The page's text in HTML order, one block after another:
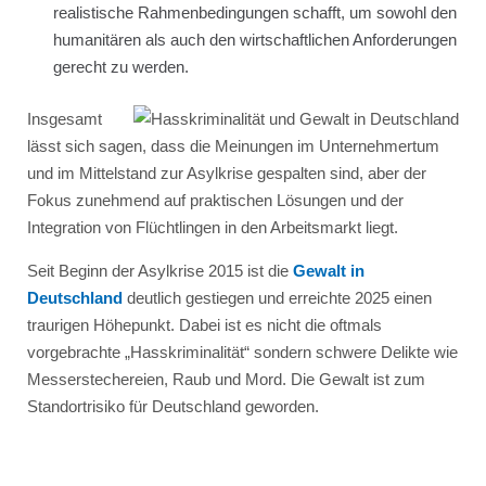
realistische Rahmenbedingungen schafft, um sowohl den
humanitären als auch den wirtschaftlichen Anforderungen
gerecht zu werden.
Insgesamt
lässt sich sagen, dass die Meinungen im Unternehmertum
und im Mittelstand zur Asylkrise gespalten sind, aber der
Fokus zunehmend auf praktischen Lösungen und der
Integration von Flüchtlingen in den Arbeitsmarkt liegt.
Seit Beginn der Asylkrise 2015 ist die Gewalt in
Deutschlanddeutlich gestiegen und erreichte 2025 einen
traurigen Höhepunkt. Dabei ist es nicht die oftmals
vorgebrachte „Hasskriminalität“ sondern schwere Delikte wie
Messerstechereien, Raub und Mord. Die Gewalt ist zum
Standortrisiko für Deutschland geworden.